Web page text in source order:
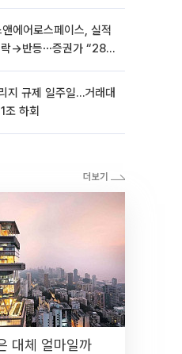
에어로스페이스, 실적
락→반등⋯증권가 “28년
지 규제 일주일…거래대
조 하회
대체 얼마일까